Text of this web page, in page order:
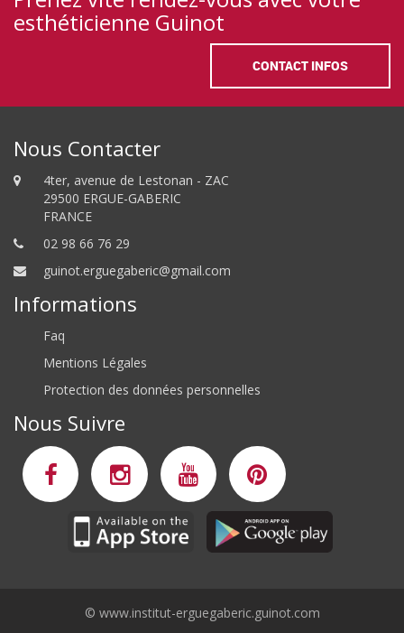
esthéticienne Guinot
CONTACT INFOS
Nous Contacter
4ter, avenue de Lestonan - ZAC
29500 ERGUE-GABERIC
FRANCE
02 98 66 76 29
guinot.erguegaberic@gmail.com
Informations
Faq
Mentions Légales
Protection des données personnelles
Nous Suivre
© www.institut-erguegaberic.guinot.com